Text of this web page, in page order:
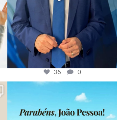
36 0